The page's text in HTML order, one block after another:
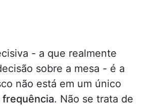
- a que realmente
sobre a mesa - é a
não está em um único
frequência. Não se trata de